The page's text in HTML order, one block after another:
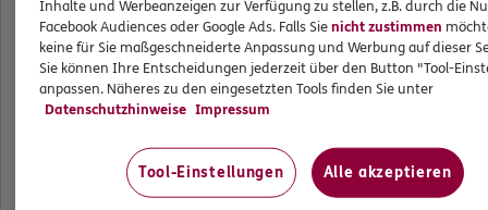
Schaden melden
Erstkontaktinformationen
EU-Offenlegungsvereinbarung
Datenverarbeitung
Das könnte Sie auch interessieren
Inhalte und Werbeanzeigen zur Verfügung zu stellen, z.B. durch die
Facebook Audiences oder Google Ads. Falls Sienicht zustimmen
keine für Sie maßgeschneiderte Anpassung und Werbung auf dieser
Sie können Ihre Entscheidungen jederzeit über den Button "Tool-
anpassen. Näheres zu den eingesetzten Tools finden Sie unter
Datenschutzhinweise Impressum
Tool-Einstellungen Alle akzeptieren